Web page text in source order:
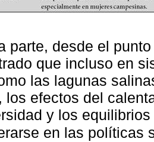
parte, desde el
que incluso en
las lagunas
los efectos del
y los
en las políticas